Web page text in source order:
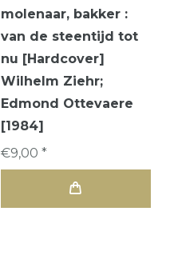
molenaar, bakker :
van de steentijd tot
nu [Hardcover]
Wilhelm Ziehr;
Edmond Ottevaere
[1984]
€9,00 *